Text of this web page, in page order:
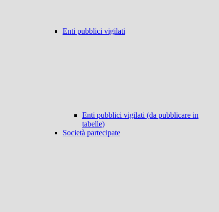
Enti pubblici vigilati
Enti pubblici vigilati (da pubblicare in
tabelle)
Società partecipate